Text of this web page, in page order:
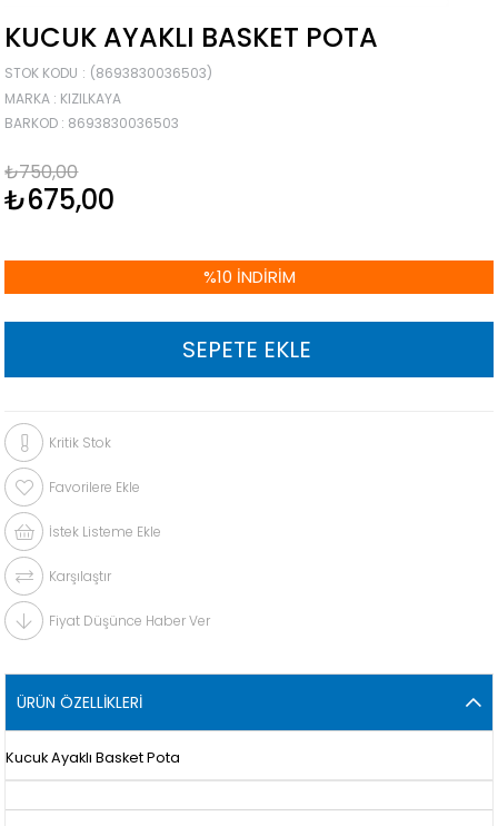
KUCUK AYAKLI BASKET POTA
STOK KODU
(8693830036503)
MARKA : KIZILKAYA
BARKOD : 8693830036503
₺750,00
₺675,00
%10 İNDIRIM
Kritik Stok
Favorilere Ekle
İstek Listeme Ekle
Karşılaştır
Fiyat Düşünce Haber Ver
ÜRÜN ÖZELLIKLERI
Kucuk Ayaklı Basket Pota